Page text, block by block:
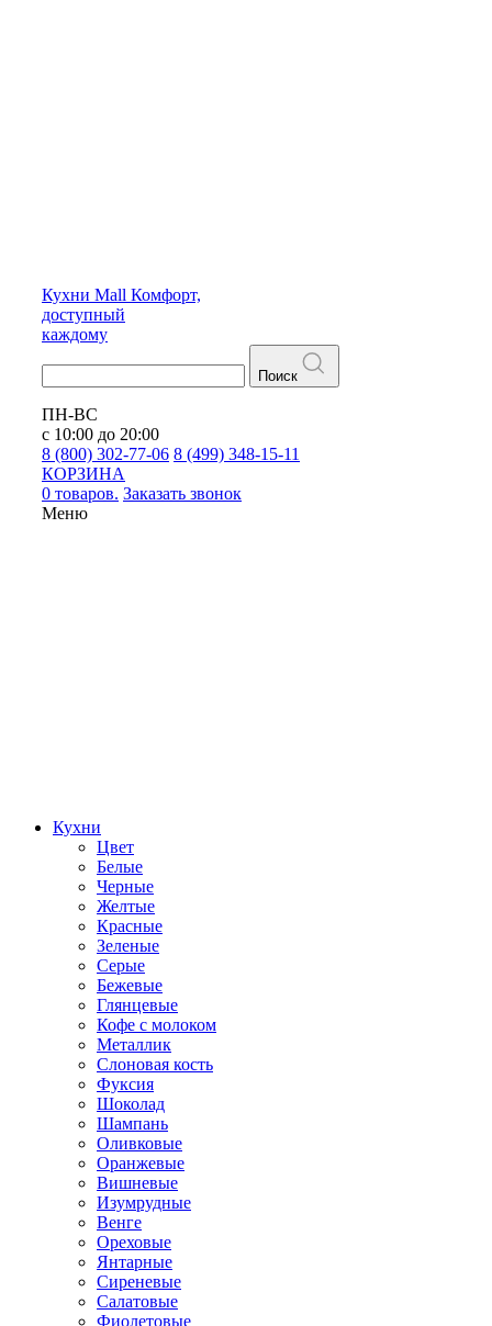
Кухни Mall Комфорт,
доступный
каждому
Поиск
ПН-ВС
с 10:00 до 20:00
8 (800) 302-77-06 8 (499) 348-15-11
КОРЗИНА
0 товаров. Заказать звонок
Меню
Кухни
Цвет
Белые
Черные
Желтые
Красные
Зеленые
Серые
Бежевые
Глянцевые
Кофе с молоком
Металлик
Слоновая кость
Фуксия
Шоколад
Шампань
Оливковые
Оранжевые
Вишневые
Изумрудные
Венге
Ореховые
Янтарные
Сиреневые
Салатовые
Фиолетовые